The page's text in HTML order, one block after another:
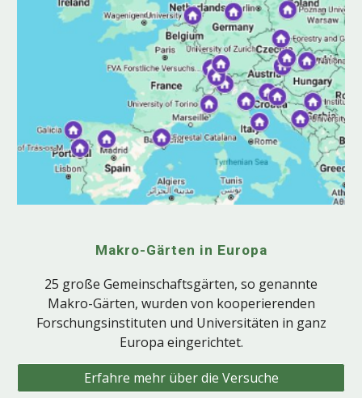
Makro-Gärten in Europa
25 große Gemeinschaftsgärten, so genannte
Makro-Gärten, wurden von kooperierenden
Forschungsinstituten und Universitäten in ganz
Europa eingerichtet.
Erfahre mehr über die Versuche